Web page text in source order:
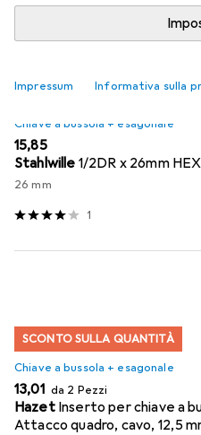
Impressum Informativa sulla
Rilevanza
Elenco dei prodotti
Chiave a bussola + esagonale
EUR
15,85
Stahlwille 1/2DR x 26mm
26 mm
1
SCONTO SULLA QUANTITÀ
Chiave a bussola + esagonale
EUR
13,01 da 2 Pezzi
Hazet Inserto per chiave a
Attacco quadro, cavo, 12,5